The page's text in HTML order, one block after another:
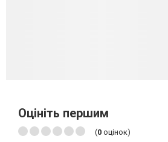
Оцініть першим
(0 оцінок)